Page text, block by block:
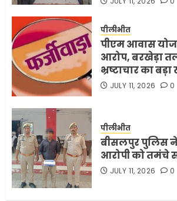
पीलीभीत
पीएम आवास
आरोप, बरखेड़ा
भ्रष्टाचार का
JULY 11, 2026 0
पीलीभीत
बीसलपुर पुलिस
आरोपी को तमंचे
JULY 11, 2026 0